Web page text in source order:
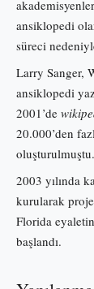
ansiklopedi
süreci
Larry Sanger,
ansiklopedi
2001’de
20.000’den
oluşturulmuştu.
2003 yılında
kurularak
Florida
başlandı.